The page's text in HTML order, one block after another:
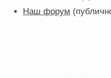
Наш форум